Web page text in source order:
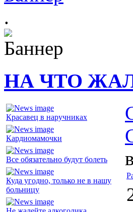
.
НА ЧТО
Красавец в наручниках
Кардиомамочки
Все обязательно будут болеть
Куда угодно, только не в нашу
больницу